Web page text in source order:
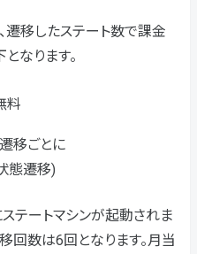
移したステート数で課金
なります。
料
移ごとに
態遷移)
テートマシンが起動されま
回数は6回となります。月当